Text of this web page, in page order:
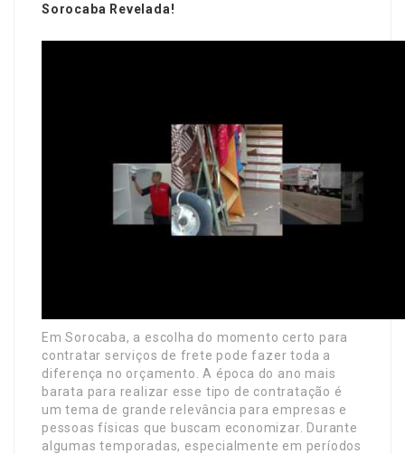
Sorocaba Revelada!
Em Sorocaba, a escolha do momento certo para
contratar serviços de frete pode fazer toda a
diferença no orçamento. A época do ano mais
barata para realizar esse tipo de contratação é
um tema de grande relevância para empresas e
pessoas físicas que buscam economizar. Durante
algumas temporadas, especialmente em períodos